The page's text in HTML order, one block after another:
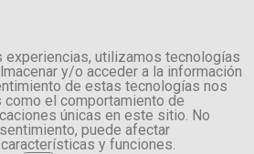
experiencias, utilizamos tecnologías
y/o acceder a la información
de estas tecnologías nos
el comportamiento de
únicas en este sitio. No
puede afectar
y funciones.